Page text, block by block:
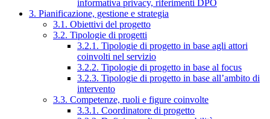
informativa privacy, riferimenti DPO
3. Pianificazione, gestione e strategia
3.1. Obiettivi del progetto
3.2. Tipologie di progetti
3.2.1. Tipologie di progetto in base agli attori
coinvolti nel servizio
3.2.2. Tipologie di progetto in base al focus
3.2.3. Tipologie di progetto in base all’ambito di
intervento
3.3. Competenze, ruoli e figure coinvolte
3.3.1. Coordinatore di progetto